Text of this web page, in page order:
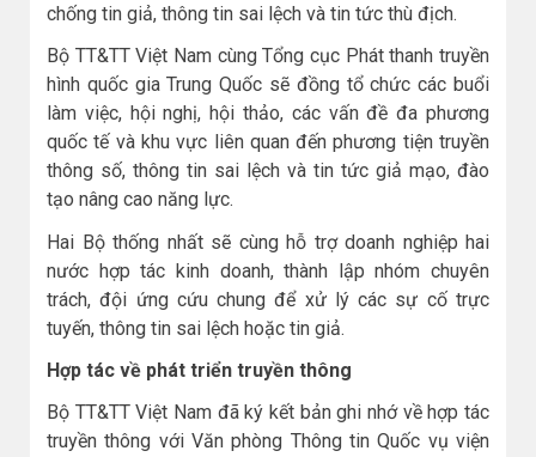
chống tin giả, thông tin sai lệch và tin tức thù địch.
Bộ TT&TT Việt Nam cùng Tổng cục Phát thanh truyền
hình quốc gia Trung Quốc sẽ đồng tổ chức các buổi
làm việc, hội nghị, hội thảo, các vấn đề đa phương
quốc tế và khu vực liên quan đến phương tiện truyền
thông số, thông tin sai lệch và tin tức giả mạo, đào
tạo nâng cao năng lực.
Hai Bộ thống nhất sẽ cùng hỗ trợ doanh nghiệp hai
nước hợp tác kinh doanh, thành lập nhóm chuyên
trách, đội ứng cứu chung để xử lý các sự cố trực
tuyến, thông tin sai lệch hoặc tin giả.
Hợp tác về phát triển truyền thông
Bộ TT&TT Việt Nam đã ký kết bản ghi nhớ về hợp tác
truyền thông với Văn phòng Thông tin Quốc vụ viện